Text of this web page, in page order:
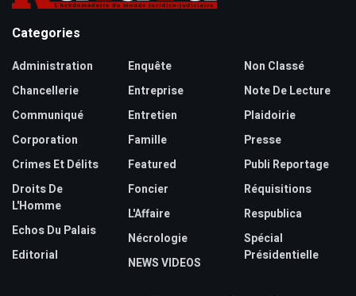
Categories
Administration
Chancellerie
Communiqué
Corporation
Crimes Et Délits
Droits De
L'Homme
Echos Du Palais
Editorial
Enquête
Entreprise
Entretien
Famille
Featured
Foncier
L'Affaire
Nécrologie
NEWS VIDEOS
Non Classé
Note De Lecture
Plaidoirie
Presse
Publi Reportage
Réquisitions
Respublica
Spécial
Présidentielle